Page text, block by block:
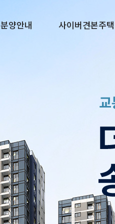
분양안내 사이버견본주택